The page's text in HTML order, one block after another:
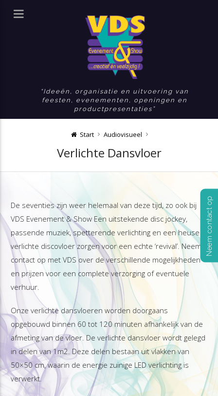
Ideeën, organisatie en uitvoering van
feesten, evenementen, openingen en
productpresentaties
Start Audiovisueel
Verlichte Dansvloer
De seventies zijn weer helemaal van deze tijd, zo ook bij
VDS Evenement & Show Een uitstekende disc jockey,
passende muziek, spetterende verlichting en een heuse
verlichte discovloer zorgen voor een echte ‘revival’. Neem
contact op met VDS over de verschillende mogelijkheden
en prijzen voor een complete verzorging of eventuele
verhuur.
Onze verlichte dansvloeren worden doorgaans
opgebouwd binnen 60 tot 120 minuten afhankelijk van de
afmeting van de vloer. De verlichte dansvloer wordt gelegd
in delen van 1m2. Deze delen bestaan uit vlakken van
50×50 cm, waarin de energie zuinige LED verlichting is
verwerkt.
Neem contact op